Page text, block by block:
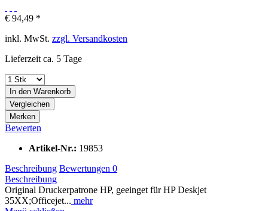
€ 94,49 *
inkl. MwSt. zzgl. Versandkosten
Lieferzeit ca. 5 Tage
In den Warenkorb
Vergleichen
Merken
Bewerten
Artikel-Nr.: 19853
Beschreibung Bewertungen 0
Beschreibung
Original Druckerpatrone HP, geeinget für HP Deskjet
35XX;Officejet... mehr